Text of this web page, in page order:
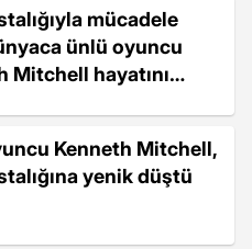
mücadele
ünlü oyuncu
Mitchell hayatını
Kenneth Mitchell,
yenik düştü